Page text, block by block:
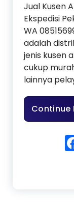
Jual Kusen
Ekspedisi
WA
adalah
jenis kusen
cukup
lainnya
Continue